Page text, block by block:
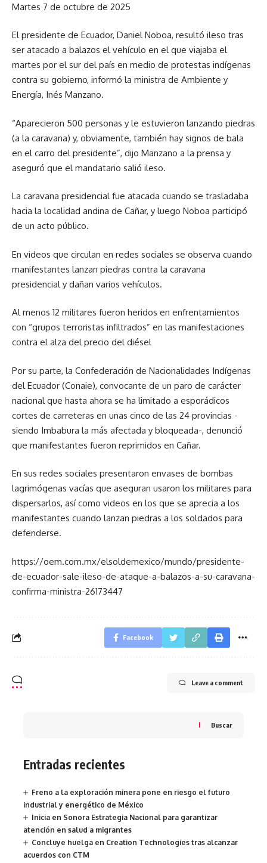
Martes 7 de octubre de 2025
El presidente de Ecuador, Daniel Noboa, resultó ileso tras
ser atacado a balazos el vehículo en el que viajaba el
martes por el sur del país en medio de protestas indígenas
contra su gobierno, informó la ministra de Ambiente y
Energía, Inés Manzano.
“Aparecieron 500 personas y le estuvieron lanzando piedras
(a la caravana) y, obviamente, también hay signos de bala
en el carro del presidente”, dijo Manzano a la prensa y
aseguró que el mandatario salió ileso.
La caravana presidencial fue atacada cuando se trasladaba
hacia la localidad andina de Cañar, y luego Noboa participó
de un acto público.
En videos que circulan en redes sociales se observa cuando
manifestantes lanzan piedras contra la caravana
presidencial y dañan varios vehículos.
Al menos 12 militares fueron heridos en enfrentamientos
con “grupos terroristas infiltrados” en las manifestaciones
contra el alza del precio del diésel
Por su parte, la Confederación de Nacionalidades Indígenas
del Ecuador (Conaie), convocante de un paro de carácter
nacional que hasta ahora se ha limitado a esporádicos
cortes de carreteras en unas cinco de las 24 provincias -
siendo Imbabura la más afectada y bloqueada-, denunció
que manifestantes fueron reprimidos en Cañar.
En sus redes sociales presentaron envases de bombas
lagrimógenas vacías que aseguran usaron los militares para
dispersarlos, así como videos en los que se aprecia a los
manifestantes cuando lanzan piedras a los soldados para
defenderse.
https://oem.com.mx/elsoldemexico/mundo/presidente-
de-ecuador-sale-ileso-de-ataque-a-balazos-a-su-caravana-
confirma-ministra-26173447
Facebook
Leave a comment
Buscar
Entradas recientes
Freno a la exploración minera pone en riesgo el futuro
industrial y energético de México
Inicia en Sonora Estrategia Nacional para garantizar
atención en salud a migrantes
Concluye huelga en Creation Technologies tras alcanzar
acuerdos con CTM